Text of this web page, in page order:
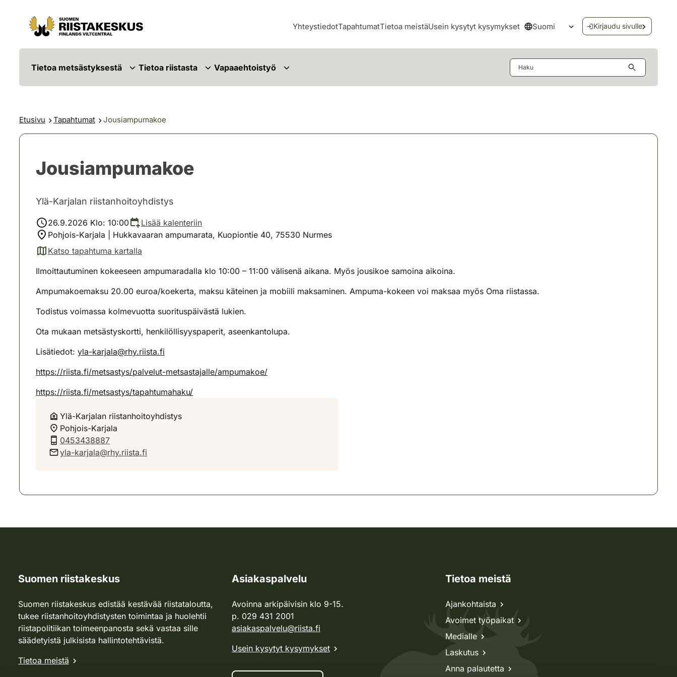
Siirry sisältöön
Siirry sivustokarttaan
YhteystiedotTapahtumatTietoa meistäUsein kysytyt kysymykset Suomi
Avaa kielivalikko
Kirjaudu sivulle
Tietoa metsästyksestä Tietoa riistasta Vapaaehtoistyö
Etusivu Tapahtumat Jousiampumakoe
Jousiampumakoe
Ylä-Karjalan riistanhoitoyhdistys
26.9.2026 Klo: 10:00
Lisää kalenteriin
Pohjois-Karjala | Hukkavaaran ampumarata, Kuopiontie 40, 75530 Nurmes
Katso tapahtuma kartalla
(avautuu uuteen välilehteen)
Ilmoittautuminen kokeeseen ampumaradalla klo 10:00 – 11:00 välisenä aikana. Myös jousikoe samoina aikoina.
Ampumakoemaksu 20.00 euroa/koekerta, maksu käteinen ja mobiili maksaminen. Ampuma-kokeen voi maksaa myös Oma riistassa.
Todistus voimassa kolmevuotta suorituspäivästä lukien.
Ota mukaan metsästyskortti, henkilöllisyyspaperit, aseenkantolupa.
Lisätiedot: yla-karjala@rhy.riista.fi
https://riista.fi/metsastys/palvelut-metsastajalle/ampumakoe/
https://riista.fi/metsastys/tapahtumahaku/
Ylä-Karjalan riistanhoitoyhdistys
Pohjois-Karjala
0453438887
yla-karjala@rhy.riista.fi
Suomen riistakeskus
Suomen riistakeskus edistää kestävää riistataloutta,
tukee riistanhoitoyhdistysten toimintaa ja huolehtii
riistapolitiikan toimeenpanosta sekä vastaa sille
säädetyistä julkisista hallintotehtävistä.
Tietoa meistä
Asiakaspalvelu
Avoinna arkipäivisin klo 9-15.
p. 029 431 2001
asiakaspalvelu@riista.fi
Usein kysytyt kysymykset
Tietoa meistä
Ajankohtaista
Avoimet työpaikat
Medialle
Laskutus
Anna palautetta